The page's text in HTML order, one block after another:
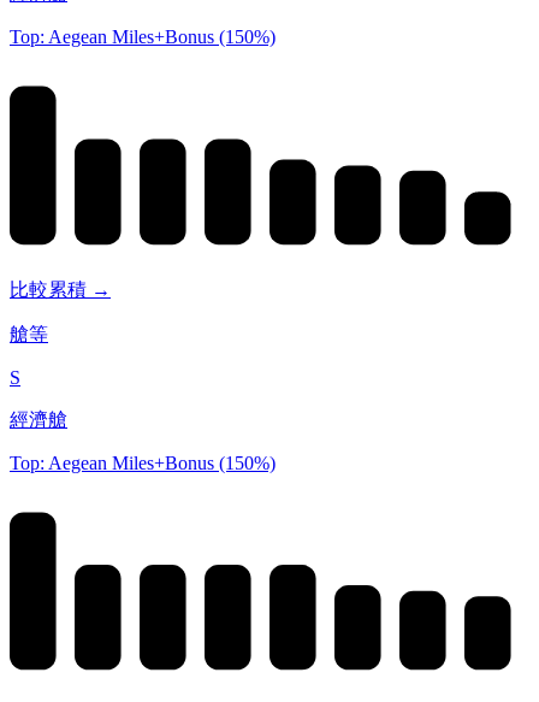
Top: Aegean Miles+Bonus (150%)
比較累積 →
艙等
S
經濟艙
Top: Aegean Miles+Bonus (150%)